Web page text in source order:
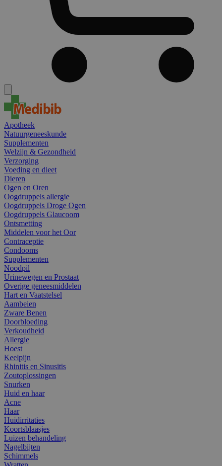
Apotheek
Natuurgeneeskunde
Supplementen
Welzijn & Gezondheid
Verzorging
Voeding en dieet
Dieren
Ogen en Oren
Oogdruppels allergie
Oogdruppels Droge Ogen
Oogdruppels Glaucoom
Ontsmetting
Middelen voor het Oor
Contraceptie
Condooms
Supplementen
Noodpil
Urinewegen en Prostaat
Overige geneesmiddelen
Hart en Vaatstelsel
Aambeien
Zware Benen
Doorbloeding
Verkoudheid
Allergie
Hoest
Keelpijn
Rhinitis en Sinusitis
Zoutoplossingen
Snurken
Huid en haar
Acne
Haar
Huidirritaties
Koortsblaasjes
Luizen behandeling
Nagelbijten
Schimmels